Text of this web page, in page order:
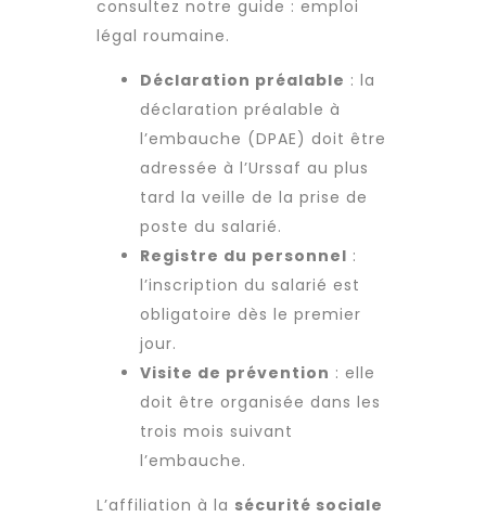
consultez notre guide : emploi
légal roumaine.
Déclaration préalable : la
déclaration préalable à
l’embauche (DPAE) doit être
adressée à l’Urssaf au plus
tard la veille de la prise de
poste du salarié.
Registre du personnel :
l’inscription du salarié est
obligatoire dès le premier
jour.
Visite de prévention : elle
doit être organisée dans les
trois mois suivant
l’embauche.
L’affiliation à la sécurité sociale